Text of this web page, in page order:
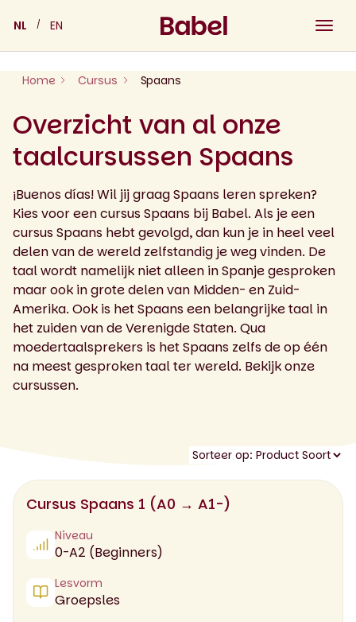
content
NL EN
Home Cursus Spaans
Overzicht van al onze
taalcursussen Spaans
¡Buenos días! Wil jij graag Spaans leren spreken?
Kies voor een cursus Spaans bij Babel. Als je een
cursus Spaans hebt gevolgd, dan kun je in heel veel
delen van de wereld zelfstandig je weg vinden. De
taal wordt namelijk niet alleen in Spanje gesproken
maar ook in grote delen van Midden- en Zuid-
Amerika. Ook is het Spaans een belangrijke taal in
het zuiden van de Verenigde Staten. Qua
moedertaalsprekers is het Spaans zelfs de op één
na meest gesproken taal ter wereld. Bekijk onze
cursussen.
Cursus Spaans 1 (A0 → A1-)
Niveau
0-A2 (Beginners)
Lesvorm
Groepsles